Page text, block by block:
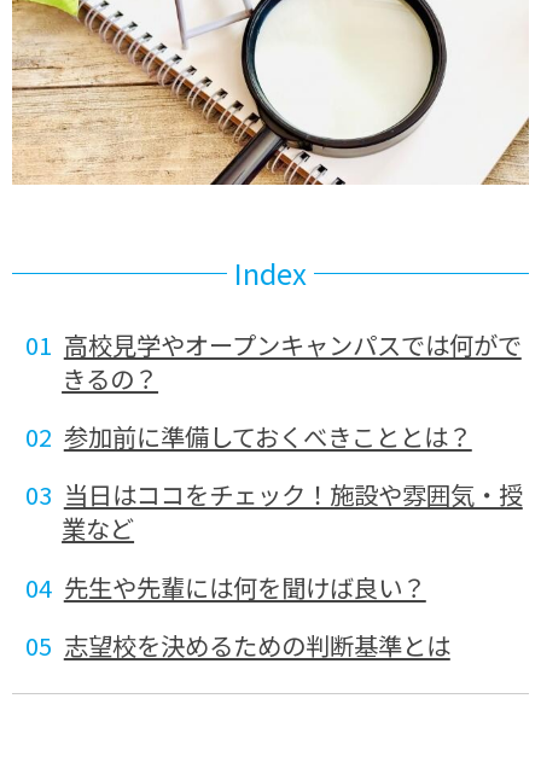
Index
高校見学やオープンキャンパスでは何がで
きるの？
参加前に準備しておくべきこととは？
当日はココをチェック！施設や雰囲気・授
業など
先生や先輩には何を聞けば良い？
志望校を決めるための判断基準とは